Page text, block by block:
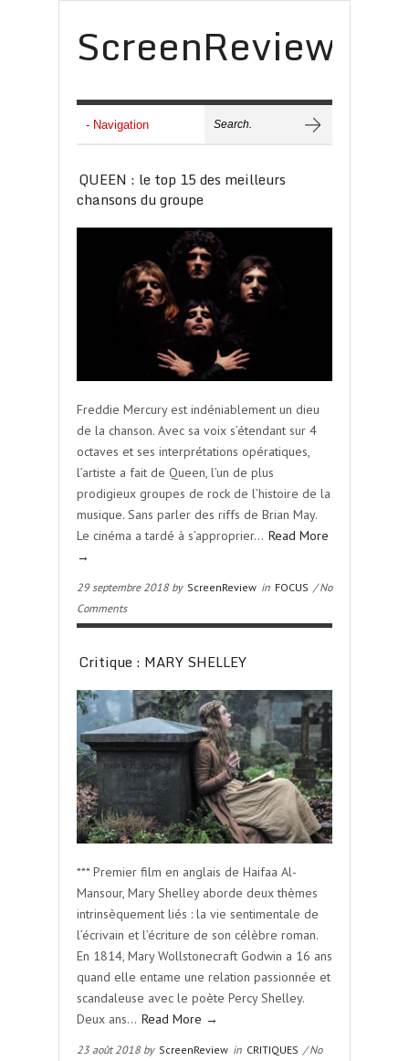
ScreenReview
QUEEN : le top 15 des meilleurs
chansons du groupe
Freddie Mercury est indéniablement un dieu
de la chanson. Avec sa voix s’étendant sur 4
octaves et ses interprétations opératiques,
l’artiste a fait de Queen, l’un de plus
prodigieux groupes de rock de l’histoire de la
musique. Sans parler des riffs de Brian May.
Le cinéma a tardé à s’approprier… Read More
→
29 septembre 2018 by ScreenReview in FOCUS / No
Comments
Critique : MARY SHELLEY
*** Premier film en anglais de Haifaa Al-
Mansour, Mary Shelley aborde deux thèmes
intrinsèquement liés : la vie sentimentale de
l’écrivain et l’écriture de son célèbre roman.
En 1814, Mary Wollstonecraft Godwin a 16 ans
quand elle entame une relation passionnée et
scandaleuse avec le poète Percy Shelley.
Deux ans… Read More →
23 août 2018 by ScreenReview in CRITIQUES / No